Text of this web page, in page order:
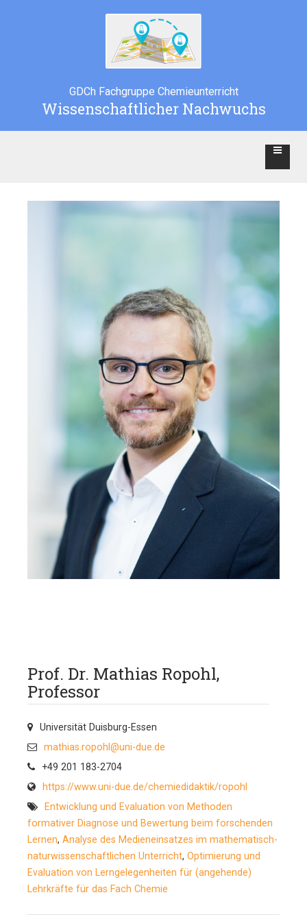
GDCh Fachgruppe Chemieunterricht
Wissenschaftlicher Nachwuchs
Prof. Dr. Mathias Ropohl,
Professor
Universität Duisburg-Essen
mathias.ropohl@uni-due.de
+49 201 183-2704
https://www.uni-due.de/chemiedidaktik/ropohl
Entwicklung und Evaluation von Methoden
formativer Diagnose und Bewertung beim forschenden
Lernen, Analyse des Medieneinsatzes im mathematisch-
naturwissenschaftlichen Unterricht, Optimierung und
Evaluation von Lerngelegenheiten für (angehende)
Lehrkräfte für das Fach Chemie